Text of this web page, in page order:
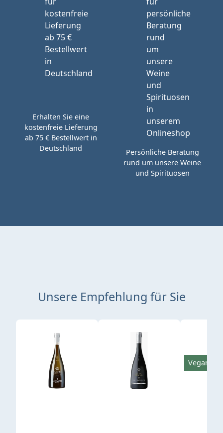
Erhalten Sie eine
kostenfreie Lieferung
ab 75 € Bestellwert in
Deutschland
Persönliche Beratung
rund um unsere Weine
und Spirituosen
Unsere Empfehlung für Sie
Produktgalerie überspringen
Vegan